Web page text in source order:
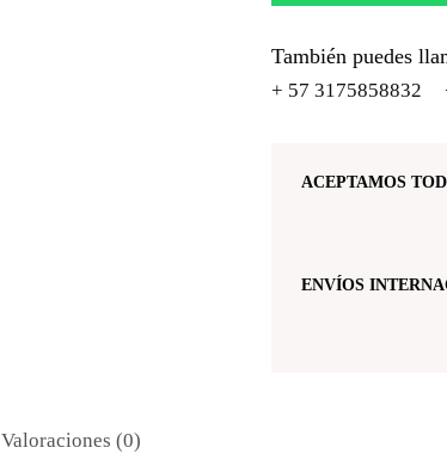
También puedes
+ 57 3175858832
ACEPTAMOS
ENVÍOS
Valoraciones (0)